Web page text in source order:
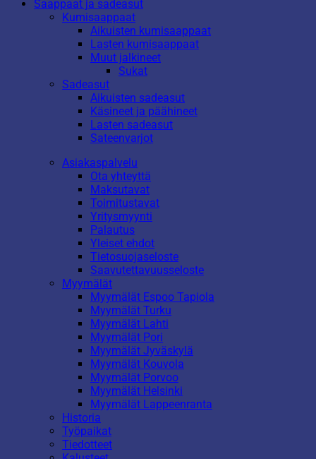
Saappaat ja sadeasut
Kumisaappaat
Aikuisten kumisaappaat
Lasten kumisaappaat
Muut jalkineet
Sukat
Sadeasut
Aikuisten sadeasut
Käsineet ja päähineet
Lasten sadeasut
Sateenvarjot
Asiakaspalvelu
Ota yhteyttä
Maksutavat
Toimitustavat
Yritysmyynti
Palautus
Yleiset ehdot
Tietosuojaseloste
Saavutettavuusseloste
Myymälät
Myymälät Espoo Tapiola
Myymälät Turku
Myymälät Lahti
Myymälät Pori
Myymälät Jyväskylä
Myymälät Kouvola
Myymälät Porvoo
Myymälät Helsinki
Myymälät Lappeenranta
Historia
Työpaikat
Tiedotteet